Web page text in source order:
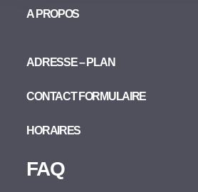
A PROPOS
ADRESSE – PLAN
CONTACT FORMULAIRE
HORAIRES
FAQ